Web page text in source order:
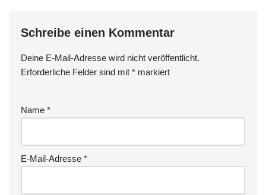
Schreibe einen Kommentar
Deine E-Mail-Adresse wird nicht veröffentlicht.
Erforderliche Felder sind mit * markiert
Name *
E-Mail-Adresse *